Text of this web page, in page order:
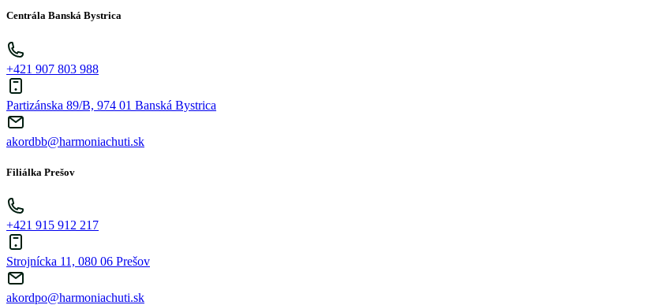
Centrála Banská Bystrica
+421 907 803 988
Partizánska 89/B, 974 01 Banská Bystrica
akordbb@harmoniachuti.sk
Filiálka Prešov
+421 915 912 217
Strojnícka 11, 080 06 Prešov
akordpo@harmoniachuti.sk